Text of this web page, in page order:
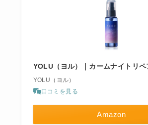
YOLU（ヨル）｜カームナイトリ
YOLU（ヨル）
口コミを見る
Amazon